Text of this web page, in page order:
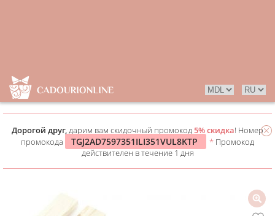
Дорогой друг,дарим вам скидочный промокод5% скидка! Номер
промокода
TGJ2AD7597351ILI351VUL8KTP * Промокод
действителен в течение 1 дня